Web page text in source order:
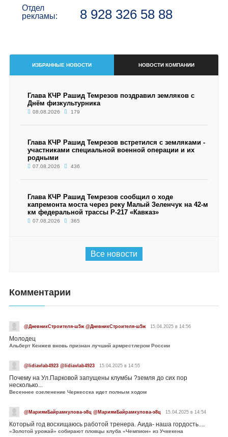
Отдел
рекламы:
8 928 326 58 88
ИЗБРАННЫЕ НОВОСТИ НОВОСТИ КОМПАНИИ
Глава КЧР Рашид Темрезов поздравил земляков с
Днём физкультурника
08.08.2026 179
Глава КЧР Рашид Темрезов встретился с земляками -
участниками специальной военной операции и их
родными
07.08.2026 436
Глава КЧР Рашид Темрезов сообщил о ходе
капремонта моста через реку Малый Зеленчук на 42-м
км федеральной трассы Р-217 «Кавказ»
07.08.2026 365
Все новости
Комментарии
@ДневникСтроителя-ш5ж @ДневникСтроителя-ш5ж 15.04.2025 в 14:56
Молодец
Альберт Кенжев вновь признан лучший армрестлером России
@lidiavlab4923 @lidiavlab4923 15.04.2025 в 14:55
Почему на Ул.Парковой запущены клумбы ?земля до сих пор
несколько...
Весеннее озеленение Черкесска идет полным ходом
@МариямБайрамкулова-э8ц @МариямБайрамкулова-э8ц 15.04.2025 в 14:54
Который год восхищаюсь работой тренера. Аида- наша гордость....
«Золотой урожай» собирают пловцы клуба «Чемпион» из Учкекена